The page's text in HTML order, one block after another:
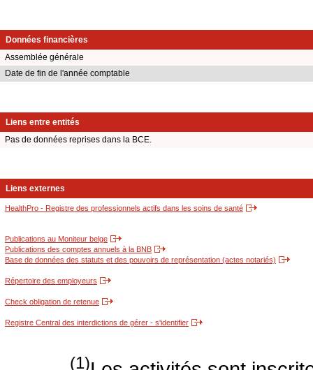
Données financières
Assemblée générale
Date de fin de l'année comptable
Liens entre entités
Pas de données reprises dans la BCE.
Liens externes
HealthPro - Registre des professionnels actifs dans les soins de santé
Publications au Moniteur belge
Publications des comptes annuels à la BNB
Base de données des statuts et des pouvoirs de représentation (actes notariés)
Répertoire des employeurs
Check obligation de retenue
Registre Central des interdictions de gérer - s'identifier
(1)